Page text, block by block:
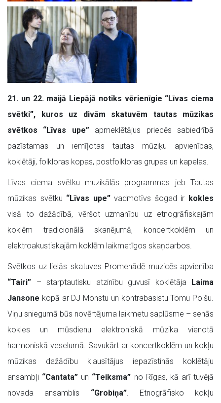
21. un 22. maijā Liepājā notiks vērienīgie “Līvas ciema
svētki”, kuros uz divām skatuvēm tautas mūzikas
svētkos “Līvas upe”apmeklētājus priecēs sabiedrībā
pazīstamas un iemīļotas tautas mūziķu apvienības,
koklētāji, folkloras kopas, postfolkloras grupas un kapelas.
Līvas ciema svētku muzikālās programmas jeb Tautas
mūzikas svētku “Līvas upe”vadmotīvs šogad ir kokles
visā to dažādībā, vēršot uzmanību uz etnogrāfiskajām
koklēm tradicionālā skanējumā, koncertkoklēm un
elektroakustiskajām koklēm laikmetīgos skaņdarbos.
Svētkos uz lielās skatuves Promenādē muzicēs apvienība
“Tairi” – starptautisku atzinību guvusī koklētāja Laima
Jansone kopā ar DJ Monstu un kontrabasistu Tomu Poišu.
Viņu sniegumā būs novērtējuma laikmetu saplūsme – senās
kokles un mūsdienu elektroniskā mūzika vienotā
harmoniskā veselumā. Savukārt ar koncertkoklēm un kokļu
mūzikas dažādību klausītājus iepazīstinās koklētāju
ansambļi “Cantata” un “Teiksma” no Rīgas, kā arī tuvējā
novada ansamblis “Grobiņa”. Etnogrāfisko kokļu